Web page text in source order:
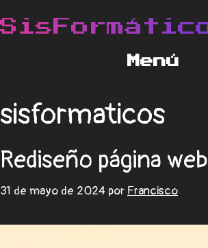
sisformaticos
Rediseño página web
31 de mayo de 2024 por Francisco